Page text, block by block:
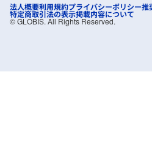
法人概要利用規約プライバシーポリシー推
特定商取引法の表示掲載内容について
©︎ GLOBIS. All Rights Reserved.